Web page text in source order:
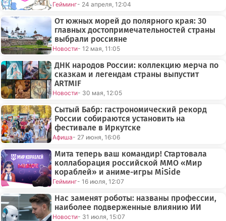
Гейминг- 24 апреля, 12:04
От южных морей до полярного края: 30
главных достопримечательностей страны
выбрали россияне
Новости- 12 мая, 11:05
ДНК народов России: коллекцию мерча по
сказкам и легендам страны выпустит
ARTMIF
Новости- 30 мая, 12:05
Сытый Бабр: гастрономический рекорд
России собираются установить на
фестивале в Иркутске
Афиша- 27 июня, 16:06
Мита теперь ваш командир! Стартовала
коллаборация российской ММО «Мир
кораблей» и аниме-игры MiSide
Гейминг- 16 июля, 12:07
Нас заменят роботы: названы профессии,
наиболее подверженные влиянию ИИ
Новости- 31 июля, 15:07